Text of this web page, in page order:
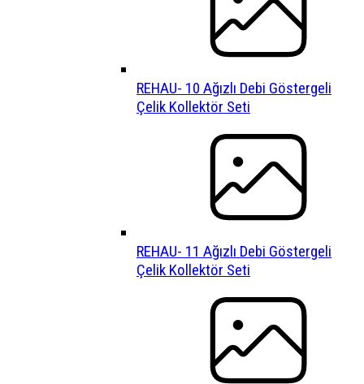
REHAU- 10 Ağızlı Debi Göstergeli
Çelik Kollektör Seti
REHAU- 11 Ağızlı Debi Göstergeli
Çelik Kollektör Seti